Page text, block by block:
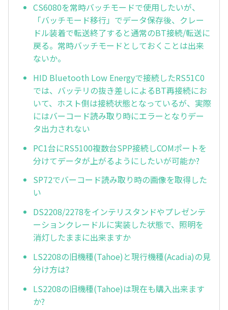
CS6080を常時バッチモードで使用したいが、
「バッチモード移行」でデータ保存後、クレー
ドル装着で転送終了すると通常のBT接続/転送に
戻る。常時バッチモードとしておくことは出来
ないか。
HID Bluetooth Low Energyで接続したRS51C0
では、バッテリの抜き差しによるBT再接続にお
いて、ホスト側は接続状態となっているが、実際
にはバーコード読み取り時にエラーとなりデー
タ出力されない
PC1台にRS5100複数台SPP接続しCOMポートを
分けてデータが上がるようにしたいが可能か?
SP72でバーコード読み取り時の画像を取得した
い
DS2208/2278をインテリスタンドやプレゼンテ
ーションクレードルに実装した状態で、照明を
消灯したままに出来ますか
LS2208の旧機種(Tahoe)と現行機種(Acadia)の見
分け方は?
LS2208の旧機種(Tahoe)は現在も購入出来ます
か?